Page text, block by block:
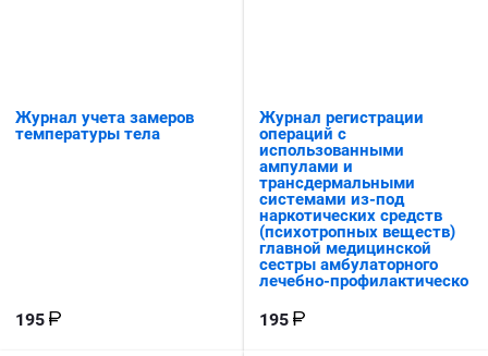
Журнал учета замеров
температуры тела
195
Журнал регистрации
операций с
использованными
ампулами и
трансдермальными
системами из-под
наркотических средств
(психотропных веществ)
главной медицинской
сестры амбулаторного
лечебно-профилактическо
195